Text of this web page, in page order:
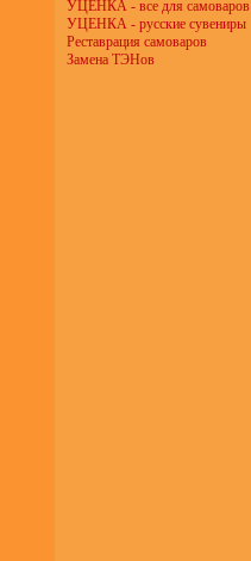
УЦЕНКА - все для самоваров
УЦЕНКА - русские сувениры
Реставрация самоваров
Замена ТЭНов